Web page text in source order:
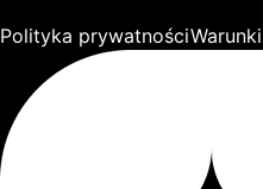
Polityka prywatnościWarunki